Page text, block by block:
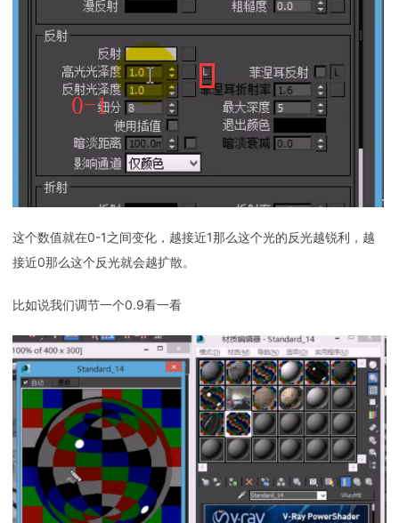
这个数值就在0-1之间变化，越接近1那么这个光的反光越锐利，越
接近0那么这个反光就会越扩散。
比如说我们调节一个0.9看一看